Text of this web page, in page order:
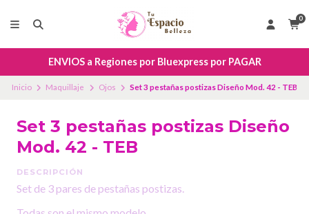
0
ENVIOS a Regiones por Bluexpress por PAGAR
Inicio Maquillaje Ojos Set 3 pestañas postizas Diseño Mod. 42 - TEB
Set 3 pestañas postizas Diseño
Mod. 42 - TEB
DESCRIPCIÓN
Set de 3 pares de pestañas postizas.